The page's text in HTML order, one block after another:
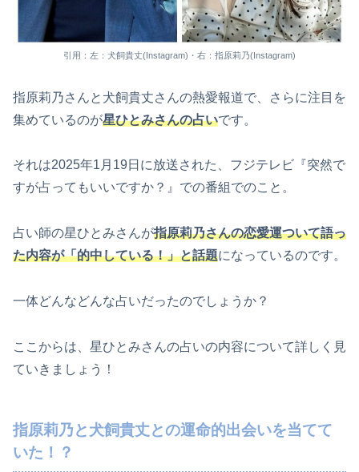
引用：左：犬飼貴丈(Instagram)・右：指原莉乃(Instagram)
指原莉乃さんと犬飼貴丈さんの熱愛報道で、さらに注目を
集めているのが星ひとみさんの占いです。
それは2025年1月19日に放送された、フジテレビ『突然で
すが占ってもいいですか？』での番組でのこと。
占い師の星ひとみさんが指原莉乃さんの恋愛運ついて語っ
た内容が「的中している！」と話題になっているのです。
一体どんなどんな占いだったのでしょうか？
ここからは、星ひとみさんの占いの内容について詳しく見
ていきましょう！
指原莉乃と犬飼貴丈との運命的出会いを当てて
いた！？